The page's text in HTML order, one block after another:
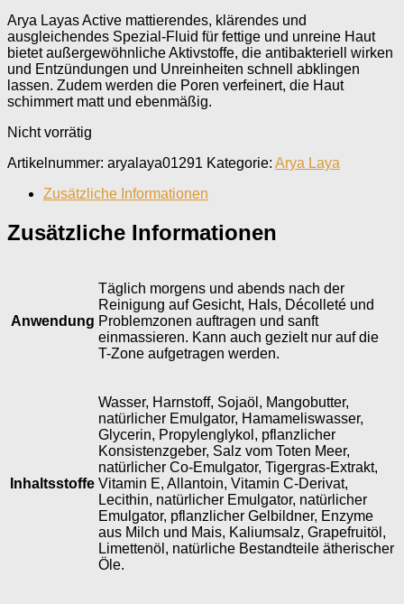
Arya Layas Active mattierendes, klärendes und
ausgleichendes Spezial-Fluid für fettige und unreine Haut
bietet außergewöhnliche Aktivstoffe, die antibakteriell wirken
und Entzündungen und Unreinheiten schnell abklingen
lassen. Zudem werden die Poren verfeinert, die Haut
schimmert matt und ebenmäßig.
Nicht vorrätig
Artikelnummer: aryalaya01291 Kategorie: Arya Laya
Zusätzliche Informationen
Zusätzliche Informationen
Anwendung
Täglich morgens und abends nach der
Reinigung auf Gesicht, Hals, Décolleté und
Problemzonen auftragen und sanft
einmassieren. Kann auch gezielt nur auf die
T-Zone aufgetragen werden.
Inhaltsstoffe
Wasser, Harnstoff, Sojaöl, Mangobutter,
natürlicher Emulgator, Hamameliswasser,
Glycerin, Propylenglykol, pflanzlicher
Konsistenzgeber, Salz vom Toten Meer,
natürlicher Co-Emulgator, Tigergras-Extrakt,
Vitamin E, Allantoin, Vitamin C-Derivat,
Lecithin, natürlicher Emulgator, natürlicher
Emulgator, pflanzlicher Gelbildner, Enzyme
aus Milch und Mais, Kaliumsalz, Grapefruitöl,
Limettenöl, natürliche Bestandteile ätherischer
Öle.